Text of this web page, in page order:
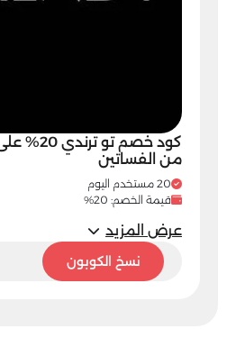
كود خصم
من الفساتين
20 مستخدم اليوم
قيمة الخصم: 20%
عرض المزيد
C5
نسخ الكوبون